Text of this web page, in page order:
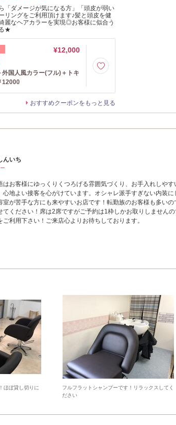
「ダメージが気になる方」「頭皮が弱い
リングをご利用頂けます♪髪と頭皮を健
麗なヘアカラーを実現◎お客様に似合う
★
¥12,000
国人風カラー(フル)＋トキ
12000
おすすめクーポンをもっと見る
んいち
はお客様にゆっくりくつろげる雰囲気づくり、お手入れしやす
心地よい接客を心がけています。オシャレ派手すぎない内装に
室が苦手な方にも来やすいお店です！転勤族のお客様も多いの
てください！席は2席ですがご予約は1枠しかお取りしません
ご利用下さい！ご来店心よりお待ちしております。
ほぼ貸し切りに
フルフラットシャンプーです！リラックスしてく
ださい